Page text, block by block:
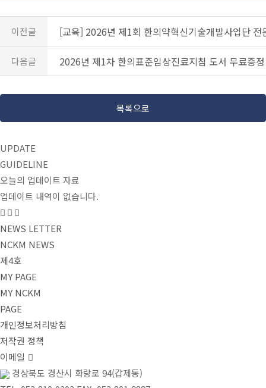
이전글 [교육] 2026년 제1회 한의약혁신기술개발사업단
다음글 2026년 제1차 한의표준임상진료지침 도서 무료증
목록으로
UPDATE
GUIDELINE
오늘의 업데이트 자료
업데이트 내역이 없습니다.
NEWS LETTER
NCKM NEWS
제4호
MY PAGE
MY NCKM
PAGE
개인정보처리방침
저작권 정책
이메일
경상북도 경산시 화랑로 94(갑제동)